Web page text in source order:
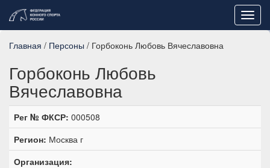
Главная / Персоны / Горбоконь Любовь Вячеславовна
Горбоконь Любовь
Вячеславовна
Рег № ФКСР: 000508
Регион: Москва г
Организация: